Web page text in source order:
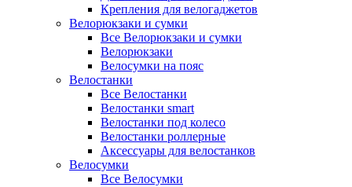
Крепления для велогаджетов
Велорюкзаки и сумки
Все Велорюкзаки и сумки
Велорюкзаки
Велосумки на пояс
Велостанки
Все Велостанки
Велостанки smart
Велостанки под колесо
Велостанки роллерные
Аксессуары для велостанков
Велосумки
Все Велосумки